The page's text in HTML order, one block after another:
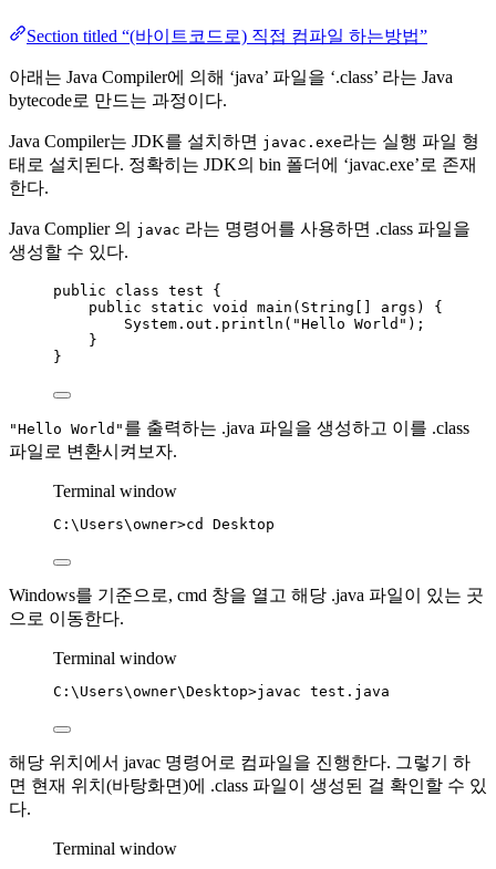
Section titled “(바이트코드로) 직접 컴파일 하는방법”
아래는 Java Compiler에 의해 ‘java’ 파일을 ‘.class’ 라는 Java
bytecode로 만드는 과정이다.
Java Compiler는 JDK를 설치하면 javac.exe라는 실행 파일 형
태로 설치된다. 정확히는 JDK의 bin 폴더에 ‘javac.exe’로 존재
한다.
Java Complier 의 javac 라는 명령어를 사용하면 .class 파일을
생성할 수 있다.
public class test {
public
static void main ( String [] args )
{
System . out . println ( "Hello World " ) ;
}
}
"Hello World" 를 출력하는 .java 파일을 생성하고 이를 .class
파일로 변환시켜보자.
Terminal window
C:\Users\owner>cd Desktop
Windows를 기준으로, cmd 창을 열고 해당 .java 파일이 있는 곳
으로 이동한다.
Terminal window
C:\Users\owner\Desktop>javac test.java
해당 위치에서 javac 명령어로 컴파일을 진행한다. 그렇기 하
면 현재 위치(바탕화면)에 .class 파일이 생성된 걸 확인할 수 있
다.
Terminal window